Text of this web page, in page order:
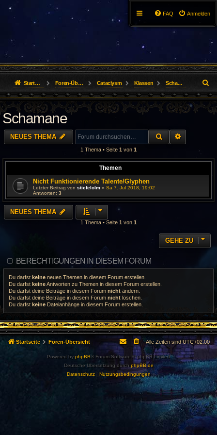
Anmelden
FAQ
Startseite Foren-Übersicht Cataclysm Klassen Schamane
u
c
Schamane
NEUES THEMA SUCHE
1 Thema • Seite 1 von 1
Themen
Nicht Funktionierende Talente/Glyphen
Letzter Beitrag von stiefelolm « Sa 7. Jul 2018, 19:02
Antworten: 3
NEUES THEMA
1 Thema • Seite 1 von 1
GEHE ZU
BERECHTIGUNGEN IN DIESEM FORUM
Du darfst keine neuen Themen in diesem Forum erstellen.
Du darfst keineAntworten zu Themen in diesem Forum erstellen.
Du darfst deine Beiträge in diesem Forum nicht ändern.
Du darfst deine Beiträge in diesem Forum nicht löschen.
Du darfst keine Dateianhänge in diesem Forum erstellen.
Startseite Foren-Übersicht Alle Zeiten sindUTC+02:00
Powered by phpBB® Forum Software © phpBB Limited
Deutsche Übersetzung durch phpBB.de
Datenschutz| Nutzungsbedingungen